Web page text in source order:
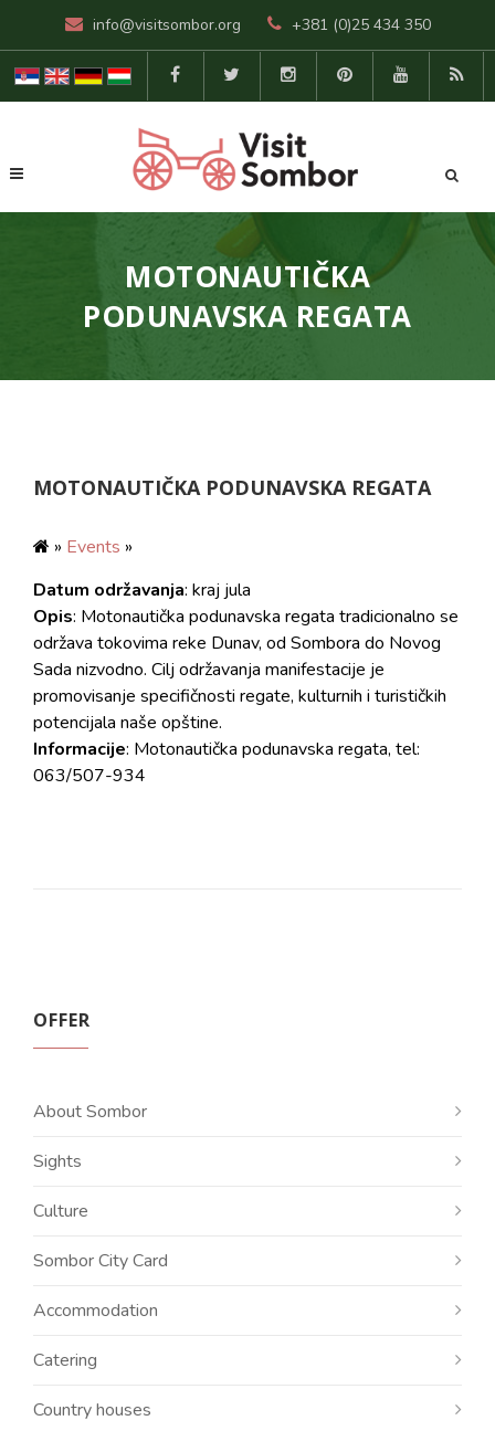
info@visitsombor.org +381 (0)25 434 350
MOTONAUTIČKA
PODUNAVSKA REGATA
MOTONAUTIČKA PODUNAVSKA REGATA
» Events »
Datum održavanja: kraj jula
Opis: Motonautička podunavska regata tradicionalno se
održava tokovima reke Dunav, od Sombora do Novog
Sada nizvodno. Cilj održavanja manifestacije je
promovisanje specifičnosti regate, kulturnih i turističkih
potencijala naše opštine.
Informacije: Motonautička podunavska regata, tel:
063/507-934
OFFER
About Sombor
Sights
Culture
Sombor City Card
Accommodation
Catering
Country houses